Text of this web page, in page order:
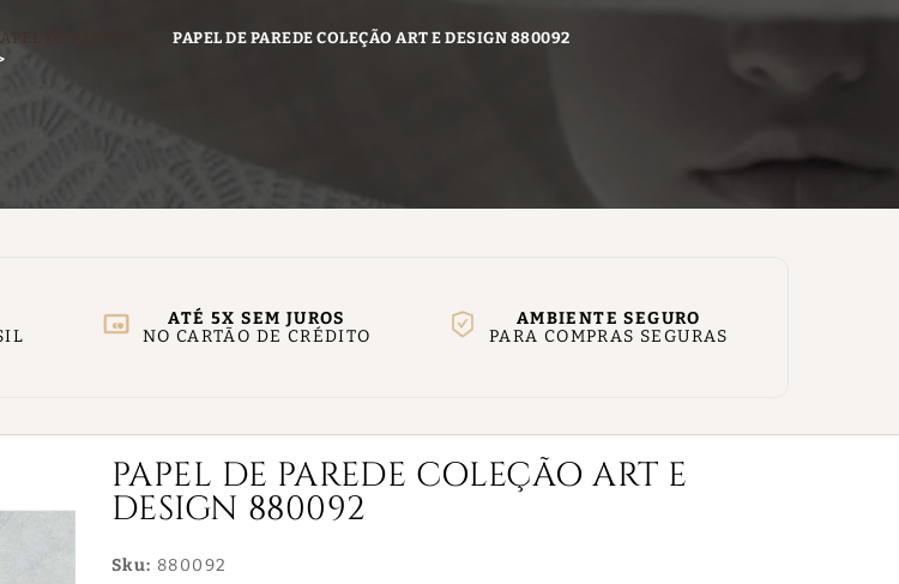
DE PAREDE PAPEL DE PAREDE COLEÇÃO ART E DESIGN 880092
ATÉ 5X SEM JUROS
NO CARTÃO DE CRÉDITO
AMBIENTE SEGURO
PARA COMPRAS SEGURAS
PAPEL DE PAREDE COLEÇÃO ART E
DESIGN 880092
Sku: 880092